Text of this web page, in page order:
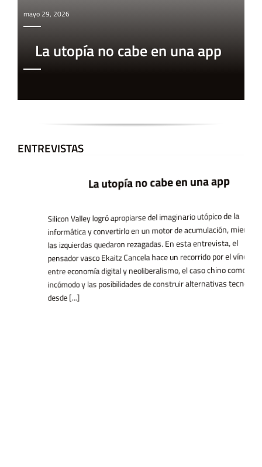
mayo 29, 2026
La utopía no cabe en una app
ENTREVISTAS
La utopía no cabe en una app
Silicon Valley logró apropiarse del imaginario utópico de la
informática y convertirlo en un motor de acumulación, mientras
las izquierdas quedaron rezagadas. En esta entrevista, el
pensador vasco Ekaitz Cancela hace un recorrido por el vínculo
entre economía digital y neoliberalismo, el caso chino como espejo
incómodo y las posibilidades de construir alternativas tecnológicas
desde [...]